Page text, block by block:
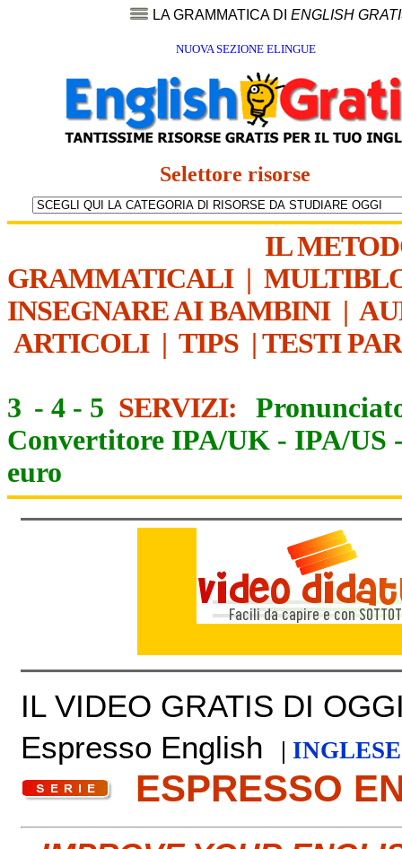
LA GRAMMATICA DI ENGLISH
NUOVA SEZIONE ELINGUE
Selettore risorse
IL
GRAMMATICALI|
INSEGNARE AI BAMBINI|
ARTICOLI| TIPS | TESTI
3 - 4 - 5 SERVIZI:
Convertitore IPA/UK - IPA/US
euro
IL VIDEO GRATIS DI
Espresso English
|
ESPRESSO